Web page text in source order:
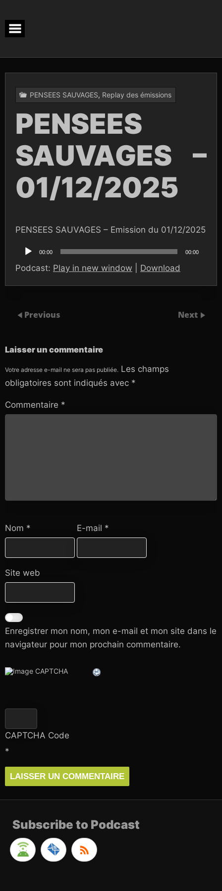
content
PENSEES SAUVAGES, Replay des émissions
PENSEES
SAUVAGES –
01/12/2025
PENSEES SAUVAGES – Emission du 01/12/2025
audio
00:00 00:00
Podcast: Play in new window Download
Previous Next
Laisser un commentaire
Votre adresse e-mail ne sera pas publiée. Les champs
obligatoires sont indiqués avec *
Commentaire *
Nom * E-mail *
Site web
Enregistrer mon nom, mon e-mail et mon site dans le
navigateur pour mon prochain commentaire.
CAPTCHA Code
*
Subscribe to Podcast